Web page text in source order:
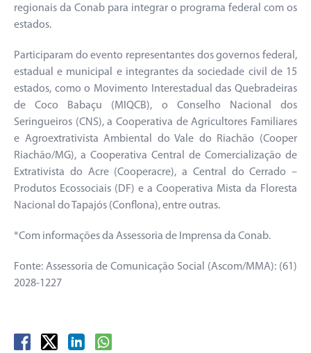
regionais da Conab para integrar o programa federal com os
estados.
Participaram do evento representantes dos governos federal,
estadual e municipal e integrantes da sociedade civil de 15
estados, como o Movimento Interestadual das Quebradeiras
de Coco Babaçu (MIQCB), o Conselho Nacional dos
Seringueiros (CNS), a Cooperativa de Agricultores Familiares
e Agroextrativista Ambiental do Vale do Riachão (Cooper
Riachão/MG), a Cooperativa Central de Comercialização de
Extrativista do Acre (Cooperacre), a Central do Cerrado –
Produtos Ecossociais (DF) e a Cooperativa Mista da Floresta
Nacional do Tapajós (Conflona), entre outras.
*Com informações da Assessoria de Imprensa da Conab.
Fonte: Assessoria de Comunicação Social (Ascom/MMA): (61)
2028-1227